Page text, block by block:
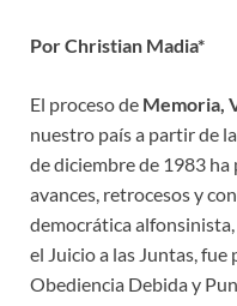
Por Christian Madia*
El proceso de Memoria,
nuestro país a partir de
de diciembre de 1983
avances, retrocesos y
democrática
el Juicio a las Juntas,
Obediencia Debida y